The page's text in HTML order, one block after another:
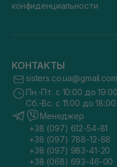
конфиденциальности
КОНТАКТЫ
sisters.co.ua@gmail.com
Пн.-Пт. с 10:00 до 19:00
Сб.-Вс. с 11:00 до 18:00
Менеджер
+38 (097) 612-54-81
+38 (097) 788-12-88
+38 (097) 983-41-20
+38 (068) 693-46-00